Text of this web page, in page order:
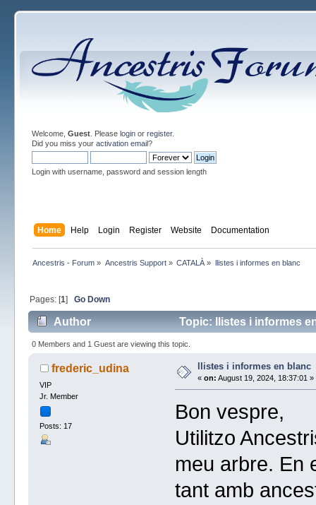
Welcome, Guest. Please loginor register.
Did you miss your activation email?
Login with username, password and session length
Home Help Login Register Website Documentation
Ancestris - Forum » Ancestris Support» CATALÀ » llistes i informes en blanc
Pages: [1] Go Down
Author Topic: llistes i informes
0 Members and 1 Guest are viewing this topic.
frederic_udina
VIP
Jr. Member
Posts: 17
llistes i informes en blanc
«on: August 19, 2024, 18:37:01 »
Bon vespre,
Utilitzo
meu arbre. En
tant amb